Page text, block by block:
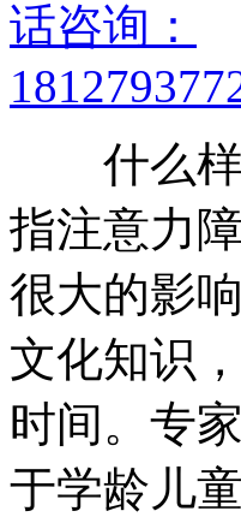
什么样
指注意力
很大的影
文化知识
时间。专
于学龄儿